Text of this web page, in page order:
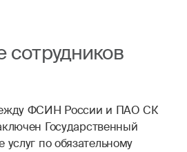
сотрудников
ФСИН России и ПАО СК
Государственный
услуг по обязательному